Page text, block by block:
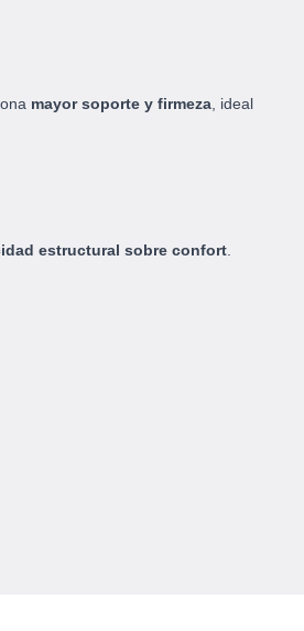
mayor soporte y firmeza , ideal
estructural sobre confort